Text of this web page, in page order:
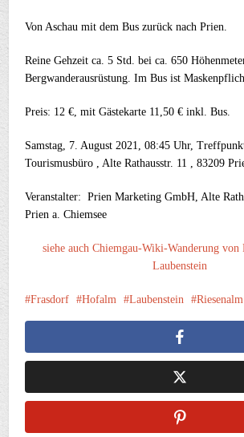
Von Aschau mit dem Bus zurück nach Prien.
Reine Gehzeit ca. 5 Std. bei ca. 650
Bergwanderausrüstung. Im Bus ist
Preis: 12 €, mit Gästekarte 11,50 € inkl. Bus.
Samstag, 7. August 2021, 08:45 Uhr,
Tourismusbüro , Alte Rathausstr. 11 , 83209
Veranstalter: Prien Marketing GmbH, Alte
Prien a. Chiemsee
siehe auch Chiemgau-Wiki-Wanderung von
Laubenstein
Frasdorf Hofalm Laubenstein Riesenalm